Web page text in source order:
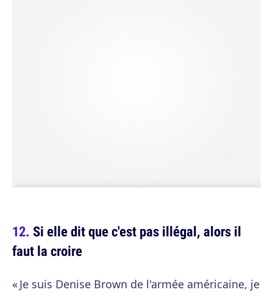
Si elle dit que c'est pas illégal, alors il
faut la croire
« Je suis Denise Brown de l'armée américaine, je